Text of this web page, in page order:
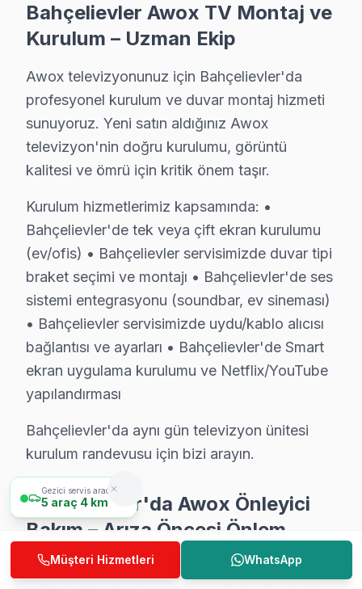
Bahçelievler Awox servis Merkezi
Bahçelievler Awox uzman ekibimiz, Bahçelievler
Bahçelievler'de Awox servis talebiniz için bizi
Bahçelievler'de söz konusu model teknik destek
Bahçelievler Awox servis ekibi olarak, Bahçelievler'de
Fabrika Servis Awox Saha Deneyimi:
Saha gözlemlerimiz — Bahçelievler özelinde Awox
Bahçelievler'deki Awox başvuruları incelendiğinde en
Bahçelievler'de son değerlendirme döneminde
— %79 aynı gün teslim
— %13 2-3 gün içinde teslim
— %8 parça tedarik bekleme (nadir model)
Awox konusundaki 11 yıllık deneyimimiz, her yeni
Bahçelievler'de müşteri memnuniyeti %95 — bu
Bahçelievler Awox Servisimizin Hizmet
Awox televizyon ünitesi arıza servisi Bahçelievler'ın
Uzmanlardan Cevaplar: Awox TV Servisi
Awox TV neden açılmıyor olabilir?
Bahçelievler Awox TV Montaj ve
Kurulum – Uzman Ekip
Awox televizyonunuz için Bahçelievler'da
profesyonel kurulum ve duvar montaj hizmeti
sunuyoruz. Yeni satın aldığınız Awox
televizyon'nin doğru kurulumu, görüntü
kalitesi ve ömrü için kritik önem taşır.
Kurulum hizmetlerimiz kapsamında: •
Bahçelievler'de tek veya çift ekran kurulumu
(ev/ofis) • Bahçelievler servisimizde duvar tipi
braket seçimi ve montajı • Bahçelievler'de ses
sistemi entegrasyonu (soundbar, ev sineması)
• Bahçelievler servisimizde uydu/kablo alıcısı
bağlantısı ve ayarları • Bahçelievler'de Smart
ekran uygulama kurulumu ve Netflix/YouTube
yapılandırması
Bahçelievler'da aynı gün televizyon ünitesi
kurulum randevusu için bizi arayın.
Bahçelievler'da Awox Önleyici
Bakım – Arıza Öncesi Önlem
Televizyon arızalarının büyük kısmı ihmal
Gezici servis aracımız
5 araç 4 km
Müşteri Hizmetleri WhatsApp